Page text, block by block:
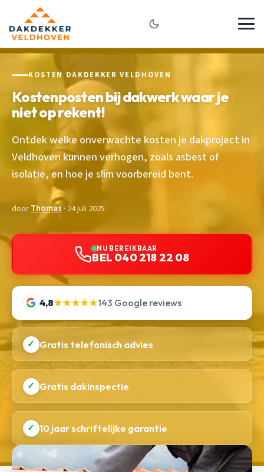
KOSTEN DAKDEKKER VELDHOVEN
Kostenposten bij dakwerk waar je
niet op rekent!
Ontdek welke onverwachte kosten je dakproject in
Veldhoven kunnen verhogen, zoals asbest of
isolatie, en hoe je slim voorbereid bent.
doorThomas · 24 juli 2025
NU BEREIKBAAR
BEL 040 218 22 08
4,8★★★★★143 Google reviews
✓ Gratis telefonisch advies
✓ Gratis dakinspectie
✓ 10 jaar schriftelijke garantie